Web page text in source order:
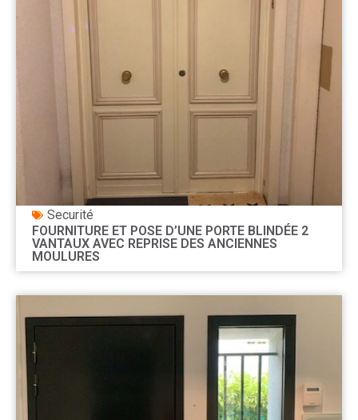
Securité
FOURNITURE ET POSE D’UNE PORTE BLINDÉE 2
VANTAUX AVEC REPRISE DES ANCIENNES
MOULURES